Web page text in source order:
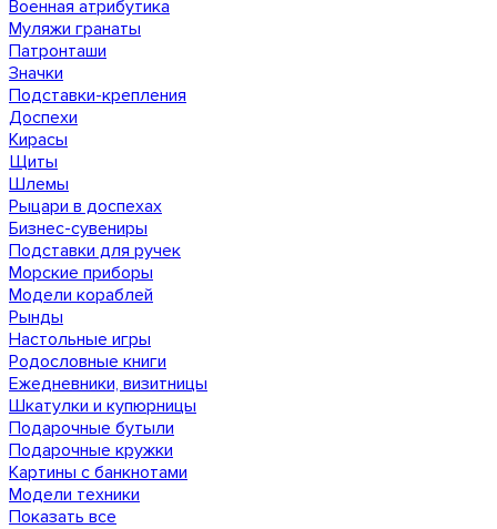
Военная атрибутика
Муляжи гранаты
Патронташи
Значки
Подставки-крепления
Доспехи
Кирасы
Щиты
Шлемы
Рыцари в доспехах
Бизнес-сувениры
Подставки для ручек
Морские приборы
Модели кораблей
Рынды
Настольные игры
Родословные книги
Ежедневники, визитницы
Шкатулки и купюрницы
Подарочные бутыли
Подарочные кружки
Картины с банкнотами
Модели техники
Показать все